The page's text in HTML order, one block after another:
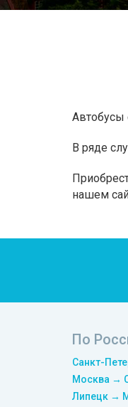
Автобусы
В ряде
нашем
По
Санкт-
Москва →
Липецк →